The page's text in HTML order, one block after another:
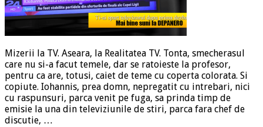
Mizerii la TV. Aseara, la Realitatea TV. Tonta, smecherasul
care nu si-a facut temele, dar se ratoieste la profesor,
pentru ca are, totusi, caiet de teme cu coperta colorata. Si
copiute. Iohannis, prea domn, nepregatit cu intrebari, nici
cu raspunsuri, parca venit pe fuga, sa prinda timp de
emisie la una din televiziunile de stiri, parca fara chef de
discutie, …